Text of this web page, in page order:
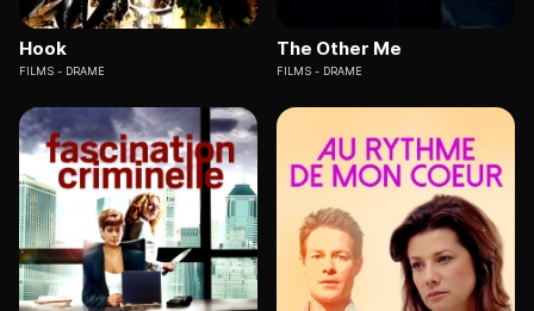
Hook
FILMS DRAME
The Other Me
FILMS DRAME